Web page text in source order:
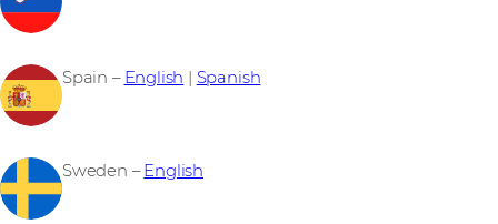
Spain – English | Spanish
Sweden –English